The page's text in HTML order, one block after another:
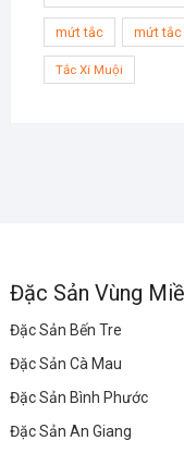
mứt tắc mứt tắc
Tắc Xí Muội
Đặc Sản Vùng
Đặc Sản Bến Tre
Đặc Sản Cà Mau
Đặc Sản Bình Phước
Đặc Sản An Giang